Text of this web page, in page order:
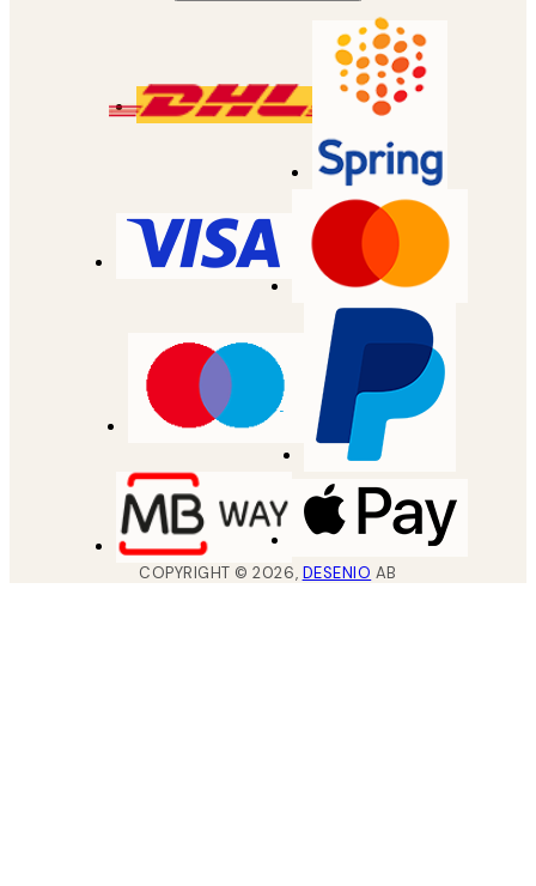
COPYRIGHT ©2026, DESENIO AB